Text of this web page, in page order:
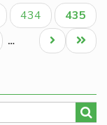
en
Paĝo
434
Aktuala
paĝo
435
…
Last
page
Next
page